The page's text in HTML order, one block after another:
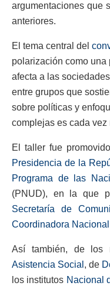
argumentaciones que
anteriores.
El tema central del
polarización como
afecta a las
entre grupos que
sobre políticas y
complejas es cada vez
El taller fue
Presidencia de la
Programa de las
(PNUD), en la que
Secretaría de
Coordinadora
Así también, de los
Asistencia Social , de
los institutos Nacional